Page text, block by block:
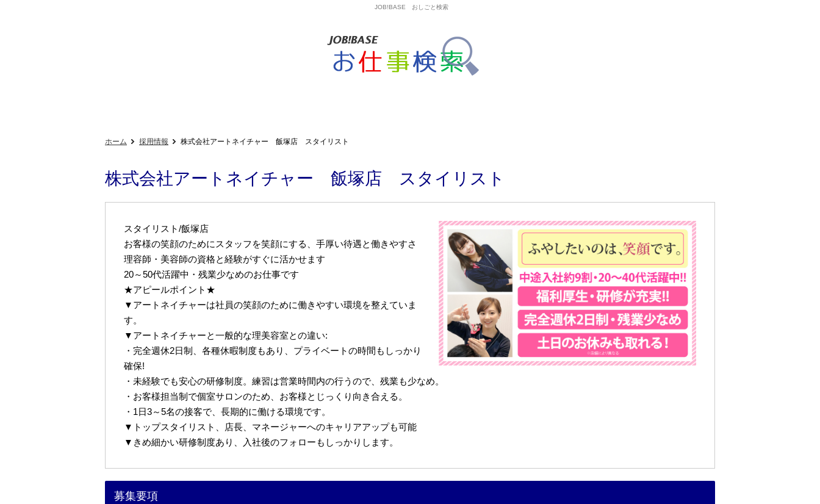
JOB!BASE おしごと検索
ホーム 採用情報 株式会社アートネイチャー 飯塚店 スタイリスト
株式会社アートネイチャー 飯塚店 スタイリスト
スタイリスト/飯塚店
お客様の笑顔のためにスタッフを笑顔にする、手厚い待遇と働きやすさ
理容師・美容師の資格と経験がすぐに活かせます
20～50代活躍中・残業少なめのお仕事です
★アピールポイント★
▼アートネイチャーは社員の笑顔のために働きやすい環境を整えていま
す。
▼アートネイチャーと一般的な理美容室との違い:
・完全週休2日制、各種休暇制度もあり、プライベートの時間もしっかり
確保!
・未経験でも安心の研修制度。練習は営業時間内の行うので、残業も少なめ。
・お客様担当制で個室サロンのため、お客様とじっくり向き合える。
・1日3～5名の接客で、長期的に働ける環境です。
▼トップスタイリスト、店長、マネージャーへのキャリアアップも可能
▼きめ細かい研修制度あり、入社後のフォローもしっかりします。
募集要項